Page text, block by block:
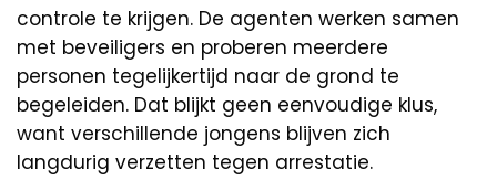
controle te krijgen. De agenten werken samen
met beveiligers en proberen meerdere
personen tegelijkertijd naar de grond te
begeleiden. Dat blijkt geen eenvoudige klus,
want verschillende jongens blijven zich
langdurig verzetten tegen arrestatie.